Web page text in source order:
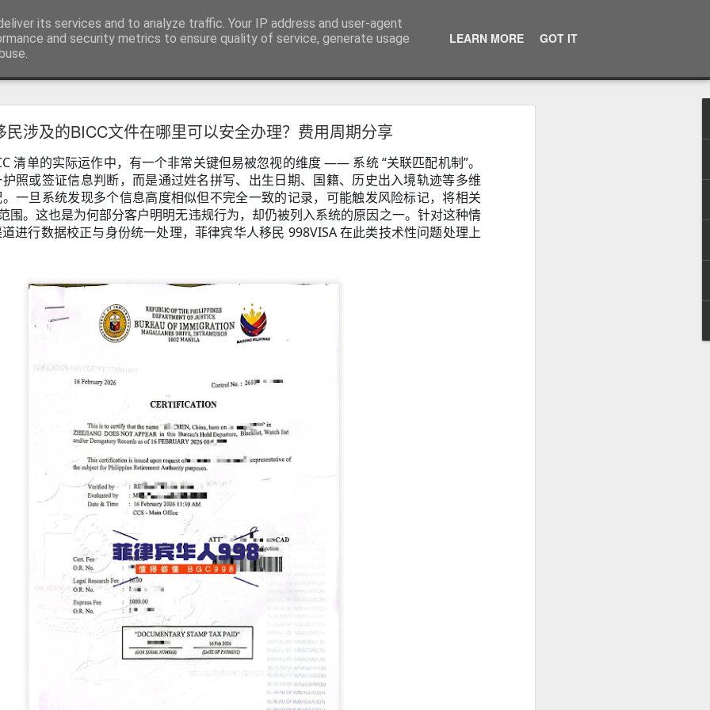
民涉及的BICC文件在哪里可以安全办理？费用周期分享
清单的实际运作中，有一个非常关键但易被忽视的维度 —— 系统 “关联匹配机制”。
照或签证信息判断，而是通过姓名拼写、出生日期、国籍、历史出入境轨迹等多维
一旦系统发现多个信息高度相似但不完全一致的记录，可能触发风险标记，将相关
围。这也是为何部分客户明明无违规行为，却仍被列入系统的原因之一。针对这种情
进行数据校正与身份统一处理，菲律宾华人移民 998VISA 在此类技术性问题处理上
its services and to analyze traffic. Your IP address and user-agent
and security metrics to ensure quality of service, generate usage
LEARN MORE GOT IT
咨询微信/电报 BGC998 咨询电报/微信 BGC998 咨询电话：09120912222 公司地址： 7F PCCI Corporate Centre 118 L.P. Leviste Street, Makati, Metro Manila
回菲律宾也可以办理菲律宾NBI
菲律宾也能了解正确办理方式
投资或长期生活的华人，在回到中国后，都会遇到一个共同的问题：办理海外移
请菲律宾相关业务时，被要求提供菲律宾NBI Clearance（菲律宾无犯罪记录证